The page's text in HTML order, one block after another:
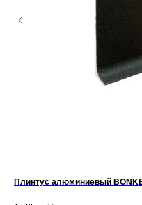
Плинтус алюминиевый